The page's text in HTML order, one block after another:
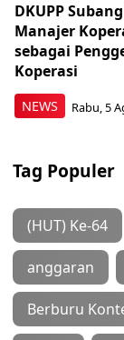
NEWS
DKUPP
Manajer
sebagai
Koperasi
Rabu, 5
Tag Populer
(HUT) Ke-64
anggaran
Berburu